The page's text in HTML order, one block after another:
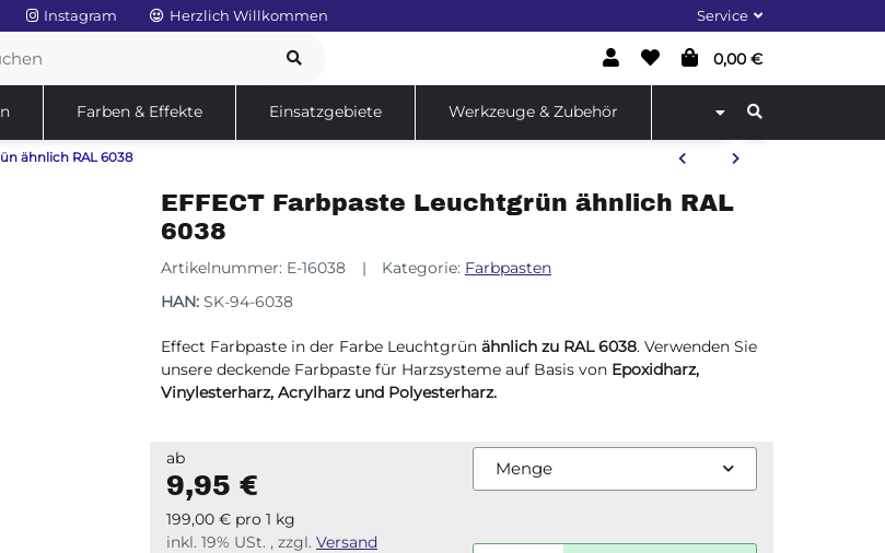
Instagram Herzlich Willkommen Service
0,00 €
Farben & Effekte Einsatzgebiete Werkzeuge & Zubehör
ähnlich RAL 6038
EFFECT Farbpaste Leuchtgrün ähnlich RAL
6038
Artikelnummer: E-16038 Kategorie: Farbpasten
HAN: SK-94-6038
Effect Farbpaste in der Farbe Leuchtgrün ähnlich zu RAL 6038. Verwenden Sie
unsere deckende Farbpaste für Harzsysteme auf Basis von Epoxidharz,
Vinylesterharz, Acrylharz und Polyesterharz.
ab
9,95 €
199,00 € pro 1 kg
inkl. 19% USt. , zzgl. Versand
Menge